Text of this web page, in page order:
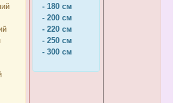
- 180 см
- 200 см
- 220 см
- 250 см
- 300 см